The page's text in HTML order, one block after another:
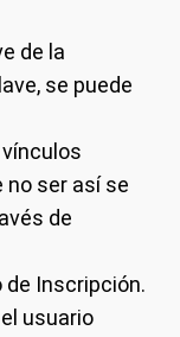
de la
se puede
ser así se
de
de Inscripción.
usuario